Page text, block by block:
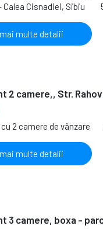
Cisnadiei, Sibiu
multe detalii
2 camere,, Str.
2 camere de vânzare
multe detalii
3 camere, boxa -